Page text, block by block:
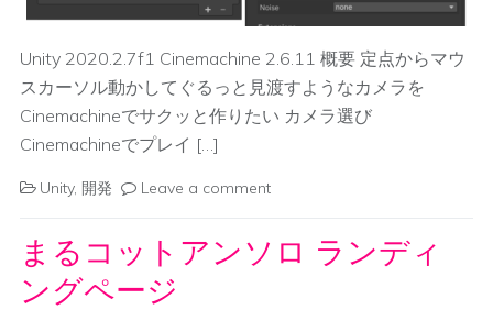
Unity 2020.2.7f1 Cinemachine 2.6.11 概要 定点からマウ
スカーソル動かしてぐるっと見渡すようなカメラを
Cinemachineでサクッと作りたい カメラ選び
Cinemachineでプレイ […]
Unity, 開発 Leave a comment
まるコットアンソロ ランディ
ングページ